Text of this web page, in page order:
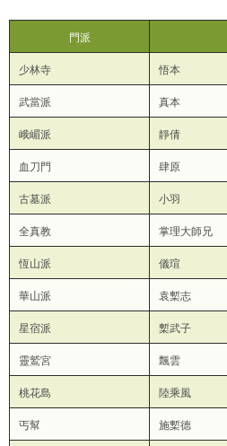
門派
少林寺 悟本
武當派 真本
峨嵋派 靜倩
血刀門 肆原
古墓派 小羽
全真教 掌理大師兄
恆山派 儀瑄
華山派 袁槧志
星宿派 槧武子
靈鷲宮 飄雲
桃花島 陸乘風
丐幫 施槧德